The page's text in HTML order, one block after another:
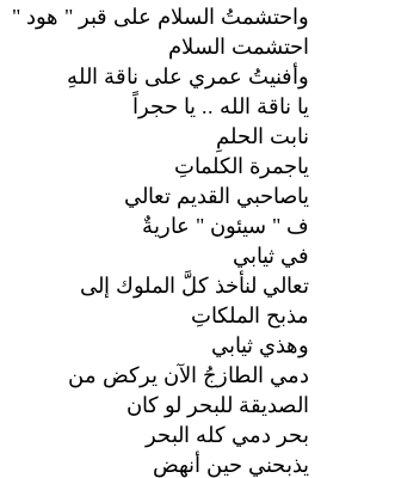
واحتشمتُ السلام على قبر " هود "
احتشمت السلام
وأفنيتُ عمري على ناقة اللهِ
يا ناقة الله .. يا حجراً
نابت الحلمِ
ياجمرة الكلماتِ
ياصاحبي القديم تعالي
ف " سيئون " عاريةٌ
في ثيابي
تعالي لنأخذ كلَّ الملوك إلى
مذبح الملكاتِ
وهذي ثيابي
دمي الطازجُ الآن يركض من
الصديقة للبحر لو كان
بحر دمي كله البحر
يذبحني حين أنهض